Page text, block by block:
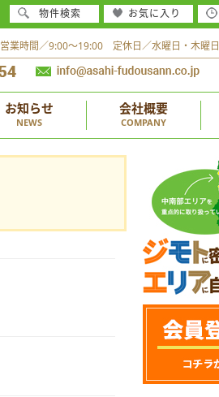
営業時間／9:00～19:00 定休日／水曜日・木曜日
お知らせ
NEWS
会社概要
COMPANY
物件検索 お気に入り